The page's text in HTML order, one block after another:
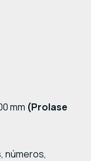
mm (Prolase
números,